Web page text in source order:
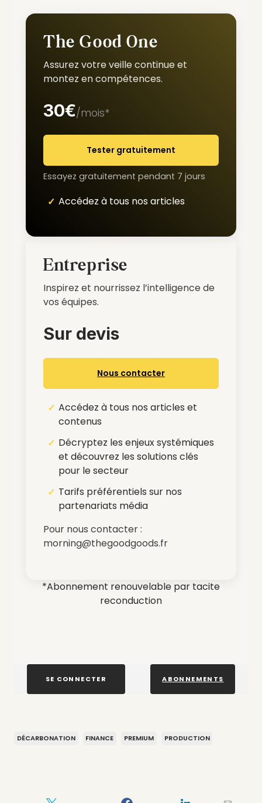
The Good One
Assurez votre veille continue et
montez en compétences.
30€/mois*
Tester gratuitement
Essayez gratuitement pendant 7 jours
Accédez à tous nos articles
Entreprise
Inspirez et nourrissez l’intelligence de
vos équipes.
Sur devis
Nous contacter
Accédez à tous nos articles et
contenus
Décryptez les enjeux systémiques
et découvrez les solutions clés
pour le secteur
Tarifs préférentiels sur nos
partenariats média
Pour nous contacter :
morning@thegoodgoods.fr
*Abonnement renouvelable par tacite
reconduction
SE CONNECTER ABONNEMENTS
DÉCARBONATION FINANCE PREMIUM PRODUCTION